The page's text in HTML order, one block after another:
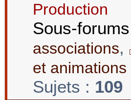
Production
Sous-
associations,
et animations
Sujets : 109